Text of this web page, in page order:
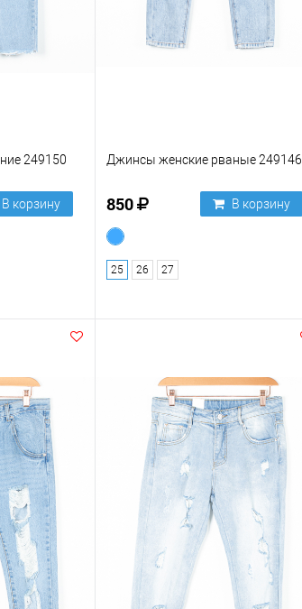
249150
В корзину
Джинсы женские рваные 249146
850 В корзину
25 26 27